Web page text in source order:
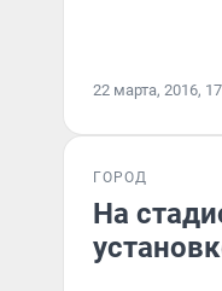
22 марта, 2016,
ГОРОД
На